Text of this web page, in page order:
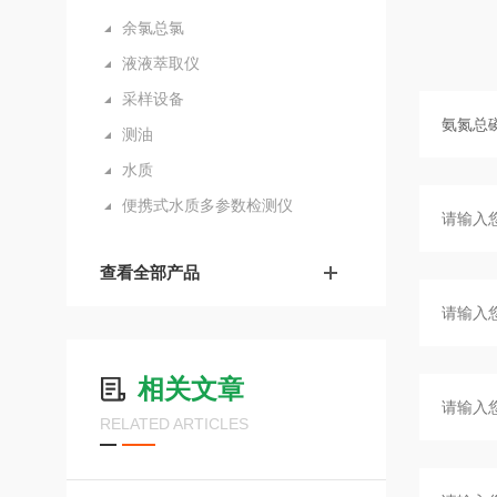
余氯总氯
液液萃取仪
采样设备
测油
水质
便携式水质多参数检测仪
查看全部产品
相关文章
RELATED ARTICLES